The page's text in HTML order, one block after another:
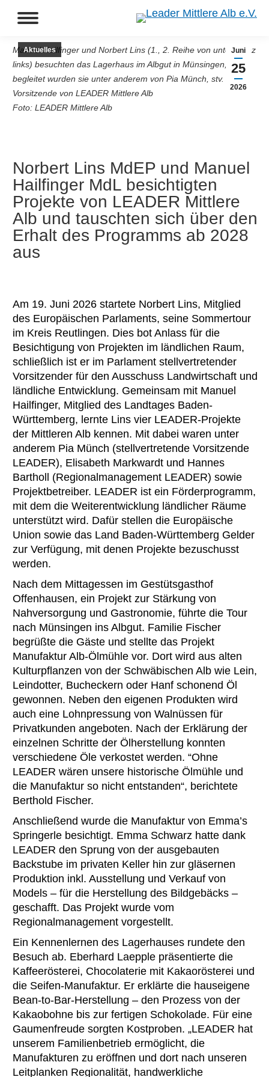
Juni
25
2026
Aktuelles
Manuel Hailfinger und Norbert Lins (1., 2. Reihe von unten ganz
links) besuchten das Lagerhaus im Albgut in Münsingen,
begleitet wurden sie unter anderem von Pia Münch, stv.
Vorsitzende von LEADER Mittlere Alb
Foto: LEADER Mittlere Alb
Norbert Lins MdEP und Manuel
Hailfinger MdL besichtigten
Projekte von LEADER Mittlere
Alb und tauschten sich über den
Erhalt des Programms ab 2028
aus
Am 19. Juni 2026 startete Norbert Lins, Mitglied
des Europäischen Parlaments, seine Sommertour
im Kreis Reutlingen. Dies bot Anlass für die
Besichtigung von Projekten im ländlichen Raum,
schließlich ist er im Parlament stellvertretender
Vorsitzender für den Ausschuss Landwirtschaft und
ländliche Entwicklung. Gemeinsam mit Manuel
Hailfinger, Mitglied des Landtages Baden-
Württemberg, lernte Lins vier LEADER-Projekte
der Mittleren Alb kennen. Mit dabei waren unter
anderem Pia Münch (stellvertretende Vorsitzende
LEADER), Elisabeth Markwardt und Hannes
Bartholl (Regionalmanagement LEADER) sowie
Projektbetreiber. LEADER ist ein Förderprogramm,
mit dem die Weiterentwicklung ländlicher Räume
unterstützt wird. Dafür stellen die Europäische
Union sowie das Land Baden-Württemberg Gelder
zur Verfügung, mit denen Projekte bezuschusst
werden.
Nach dem Mittagessen im Gestütsgasthof
Offenhausen, ein Projekt zur Stärkung von
Nahversorgung und Gastronomie, führte die Tour
nach Münsingen ins Albgut. Familie Fischer
begrüßte die Gäste und stellte das Projekt
Manufaktur Alb-Ölmühle vor. Dort wird aus alten
Kulturpflanzen von der Schwäbischen Alb wie Lein,
Leindotter, Bucheckern oder Hanf schonend Öl
gewonnen. Neben den eigenen Produkten wird
auch eine Lohnpressung von Walnüssen für
Privatkunden angeboten. Nach der Erklärung der
einzelnen Schritte der Ölherstellung konnten
verschiedene Öle verkostet werden. “Ohne
LEADER wären unsere historische Ölmühle und
die Manufaktur so nicht entstanden“, berichtete
Berthold Fischer.
Anschließend wurde die Manufaktur von Emma’s
Springerle besichtigt. Emma Schwarz hatte dank
LEADER den Sprung von der ausgebauten
Backstube im privaten Keller hin zur gläsernen
Produktion inkl. Ausstellung und Verkauf von
Models – für die Herstellung des Bildgebäcks –
geschafft. Das Projekt wurde vom
Regionalmanagement vorgestellt.
Ein Kennenlernen des Lagerhauses rundete den
Besuch ab. Eberhard Laepple präsentierte die
Kaffeerösterei, Chocolaterie mit Kakaorösterei und
die Seifen-Manufaktur. Er erklärte die hauseigene
Bean-to-Bar-Herstellung – den Prozess von der
Kakaobohne bis zur fertigen Schokolade. Für eine
Gaumenfreude sorgten Kostproben. „LEADER hat
unserem Familienbetrieb ermöglicht, die
Manufakturen zu eröffnen und dort nach unseren
Leitplanken Regionalität, handwerkliche